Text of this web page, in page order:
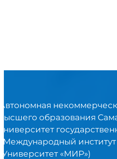
образования
«МИР»)